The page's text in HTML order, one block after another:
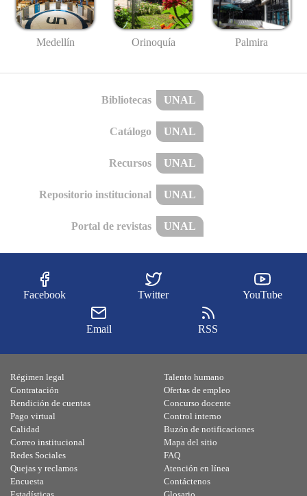
Medellín Orinoquía Palmira
Bibliotecas UNAL
Catálogo UNAL
Recursos UNAL
Repositorio institucional UNAL
Portal de revistas UNAL
Facebook Twitter YouTube
Email RSS
Régimen legal
Contratación
Rendición de cuentas
Pago virtual
Calidad
Talento humano
Ofertas de empleo
Concurso docente
Control interno
Buzón de notificaciones
Correo institucional
Redes Sociales
Quejas y reclamos
Encuesta
Mapa del sitio
FAQ
Atención en línea
Contáctenos